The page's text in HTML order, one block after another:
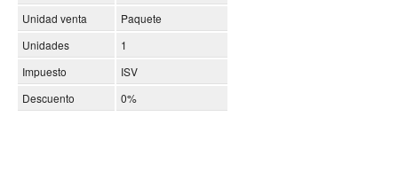
Unidad venta
Paquete
Unidades
1
Impuesto
ISV
Descuento
0%